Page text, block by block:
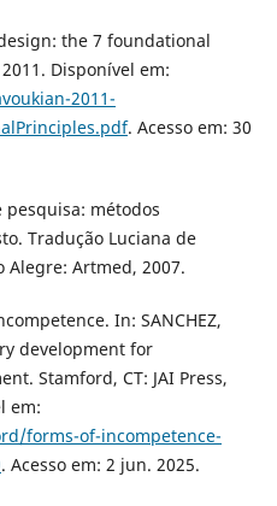
the 7 foundational
Disponível em:
2011-
. Acesso em: 30
pesquisa: métodos
Tradução Luciana de
Alegre: Artmed, 2007.
In: SANCHEZ,
development for
Stamford, CT: JAI Press,
em:
forms-of-incompetence-
. Acesso em: 2 jun. 2025.